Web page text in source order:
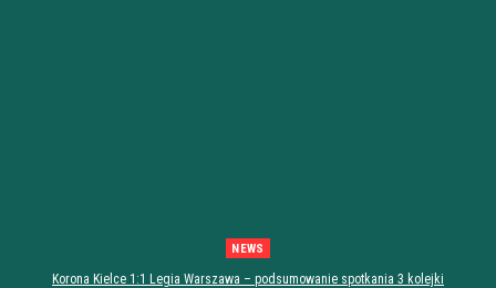
NEWS
Korona Kielce 1:1 Legia Warszawa – podsumowanie spotkania 3 kolejki